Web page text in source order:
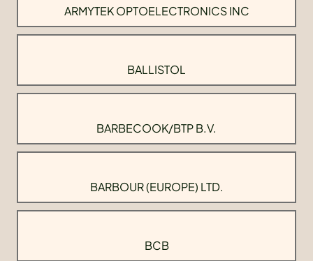
ARMYTEK OPTOELECTRONICS INC
BALLISTOL
BARBECOOK/BTP B.V.
BARBOUR (EUROPE) LTD.
BCB